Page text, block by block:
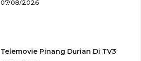
07/08/2026
Telemovie Pinang Durian Di TV3